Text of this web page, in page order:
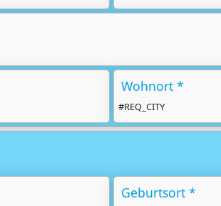
Wohnort *
#REQ_CITY
Geburtsort *